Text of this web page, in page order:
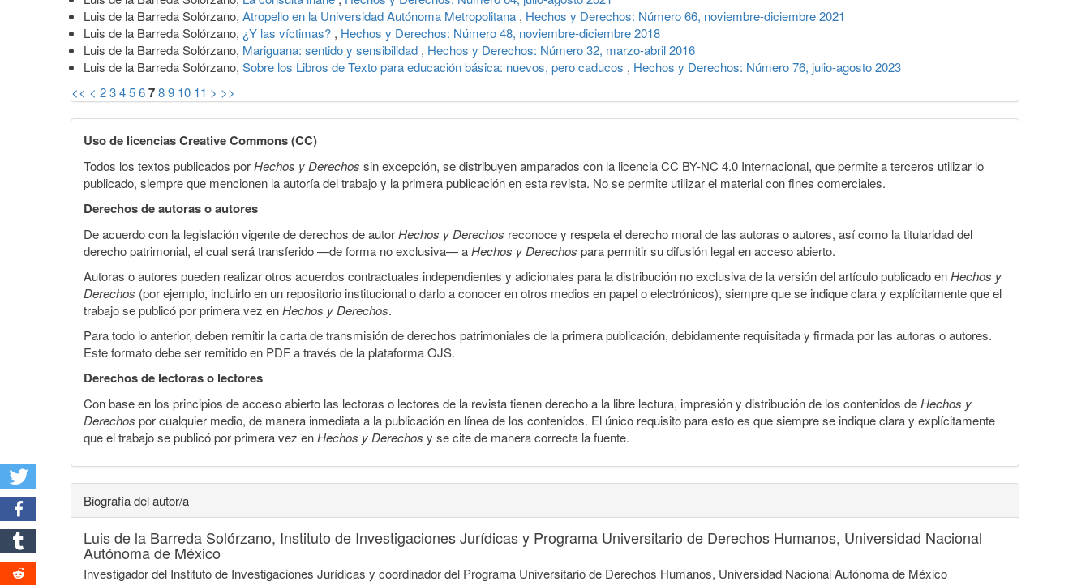
Luis de la Barreda Solórzano, Atropello en la Universidad Autónoma Metropolitana , Hechos y Derechos: Número 66, noviembre-diciembre 2021
Luis de la Barreda Solórzano, ¿Y las víctimas? , Hechos y Derechos: Número 48, noviembre-diciembre 2018
Luis de la Barreda Solórzano, Mariguana: sentido y sensibilidad , Hechos y Derechos: Número 32, marzo-abril 2016
Luis de la Barreda Solórzano, Sobre los Libros de Texto para educación básica: nuevos, pero caducos , Hechos y Derechos: Número 76, julio-agosto 2023
<< < 23456789 10 11 > >>
Uso de licencias Creative Commons (CC)
Todos los textos publicados porHechos y Derechos sin excepción, se distribuyen amparados con la licencia CC BY-NC 4.0 Internacional, que permite a terceros utilizar lo
publicado, siempre que mencionen la autoría del trabajo y la primera publicación en esta revista. No se permite utilizar el material con fines comerciales.
Derechos de autoras o autores
De acuerdo con la legislación vigente de derechos de autorHechos y Derechos reconoce y respeta el derecho moral de las autoras o autores, así como la titularidad del
derecho patrimonial, el cual será transferido —de forma no exclusiva— aHechos y Derechos para permitir su difusión legal en acceso abierto.
Autoras o autores pueden realizar otros acuerdos contractuales independientes y adicionales para la distribución no exclusiva de la versión del artículo publicado enHechos y
Derechos (por ejemplo, incluirlo en un repositorio institucional o darlo a conocer en otros medios en papel o electrónicos), siempre que se indique clara y explícitamente que el
trabajo se publicó por primera vez enHechos y Derechos.
Para todo lo anterior, deben remitir la carta de transmisión de derechos patrimoniales de la primera publicación, debidamente requisitada y firmada por las autoras o autores.
Este formato debe ser remitido en PDF a través de la plataforma OJS.
Derechos de lectoras o lectores
Con base en los principios de acceso abierto las lectoras o lectores de la revista tienen derecho a la libre lectura, impresión y distribución de los contenidos deHechos y
Derechos por cualquier medio, de manera inmediata a la publicación en línea de los contenidos. El único requisito para esto es que siempre se indique clara y explícitamente
que el trabajo se publicó por primera vez enHechos y Derechos y se cite de manera correcta la fuente.
Biografía del autor/a
Luis de la Barreda Solórzano, Instituto de Investigaciones Jurídicas y Programa Universitario de Derechos Humanos, Universidad Nacional
Autónoma de México
Investigador del Instituto de Investigaciones Jurídicas y coordinador del Programa Universitario de Derechos Humanos, Universidad Nacional Autónoma de México